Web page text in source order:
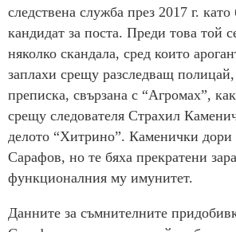
следствена служба през 2017 г.
кандидат за поста. Преди това той
няколко скандала, сред които
заплахи срещу разследващ
преписка, свързана с “Агромах”,
срещу следователя Страхил
делото “Хитрино”. Каменички дори
Сарафов, но те бяха прекратени
функционалния му имунитет.
Данните за съмнителните